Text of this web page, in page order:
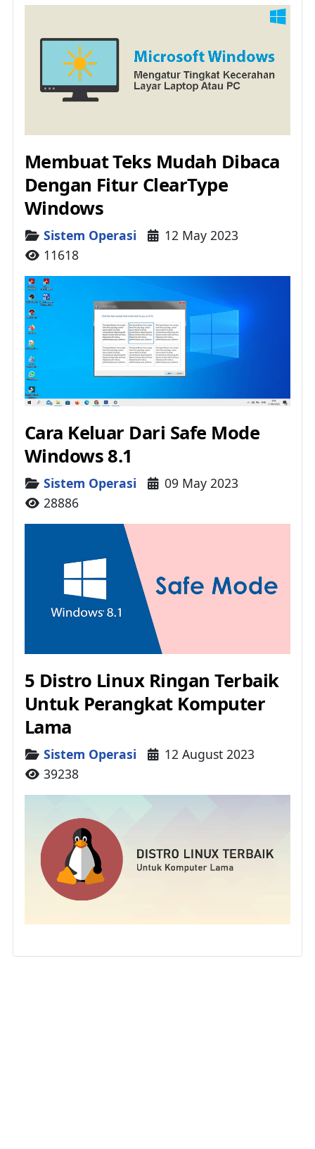
Membuat Teks Mudah Dibaca
Dengan Fitur ClearType
Windows
Details
Sistem Operasi
12 May 2023
11618
Cara Keluar Dari Safe Mode
Windows 8.1
Details
Sistem Operasi
09 May 2023
28886
5 Distro Linux Ringan Terbaik
Untuk Perangkat Komputer
Lama
Details
Sistem Operasi
12 August 2023
39238